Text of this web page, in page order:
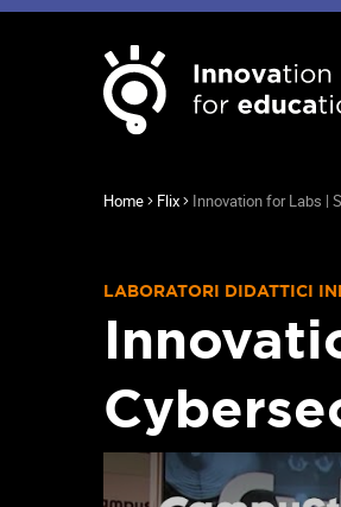
Home Flix Innovation for Labs |
LABORATORI DIDATTICI